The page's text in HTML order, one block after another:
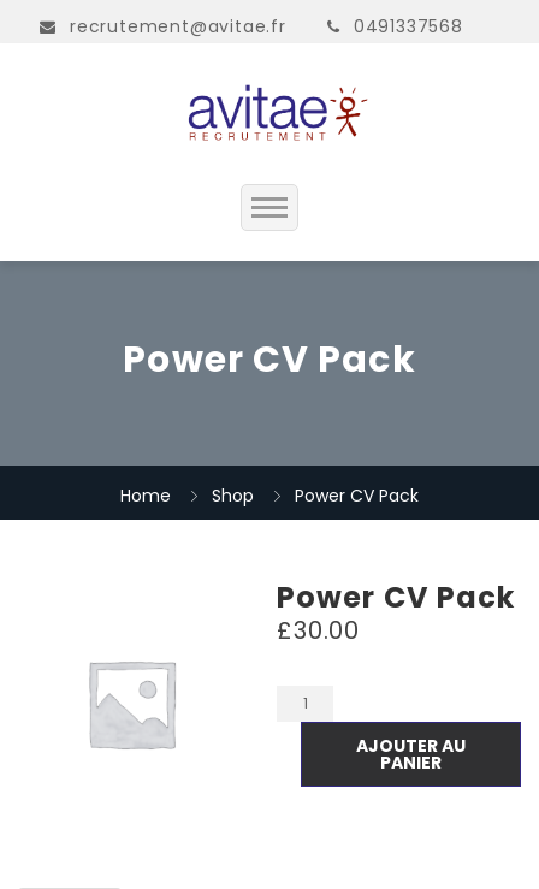
recrutement@avitae.fr 0491337568
Accueil
Power CV Pack
Home Shop Power CV Pack
Power CV Pack
£30.00
AJOUTER AU
PANIER